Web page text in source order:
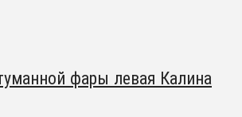
фары левая Калина